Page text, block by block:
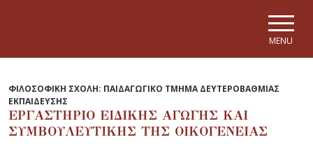
MENU
ΦΙΛΟΣΟΦΙΚΗ ΣΧΟΛΗ: ΠΑΙΔΑΓΩΓΙΚΟ ΤΜΗΜΑ ΔΕΥΤΕΡΟΒΑΘΜΙΑΣ
ΕΚΠΑΙΔΕΥΣΗΣ
ΕΡΓΑΣΤΗΡΙΟ ΕΙΔΙΚΗΣ ΑΓΩΓΗΣ ΚΑΙ
ΣΥΜΒΟΥΛΕΥΤΙΚΗΣ ΤΗΣ ΟΙΚΟΓΕΝΕΙΑΣ